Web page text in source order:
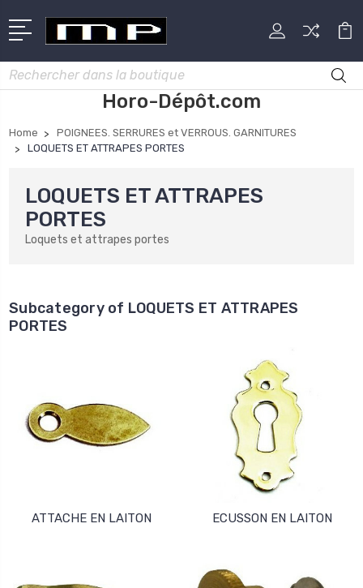
Rechercher
Horo-Dépôt.com
Home
POIGNEES. SERRURES et VERROUS. GARNITURES
LOQUETS ET ATTRAPES PORTES
LOQUETS ET ATTRAPES
PORTES
Loquets et attrapes portes
Subcategory of LOQUETS ET ATTRAPES
PORTES
ATTACHE EN LAITON ECUSSON EN LAITON